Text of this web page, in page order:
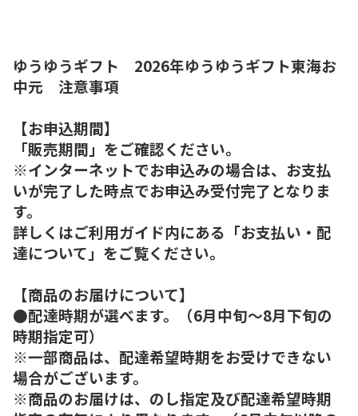
ゆうゆうギフト 2026年ゆうゆうギフト東海お
中元 注意事項
【お申込期間】
「販売期間」をご確認ください。
※インターネットでお申込みの場合は、お支払
いが完了した時点でお申込み受付完了となりま
す。
詳しくはご利用ガイド内にある「お支払い・配
達について」をご覧ください。
【商品のお届けについて】
●配達時期が選べます。（6月中旬～8月下旬の
時期指定可）
※一部商品は、配達希望時期をお受けできない
場合がございます。
※商品のお届けは、のし指定及び配達希望時期